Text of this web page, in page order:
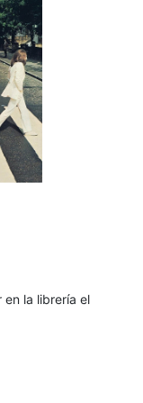
en la librería el